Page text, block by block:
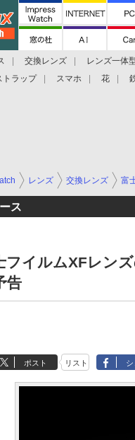
交換レンズ レンズ一体
トラップ スマホ 花
レンズ 交換レンズ 富
ス
フイルムXFレン
告
ポスト リスト シ